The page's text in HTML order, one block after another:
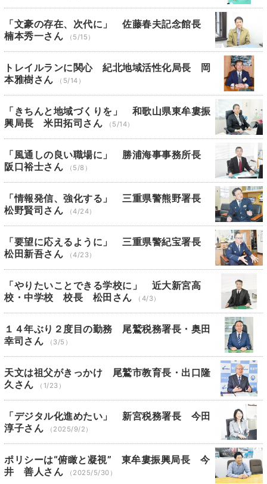
「文豪の存在、次代に」 佐藤春夫記念館長
楠本秀一さん
（5/15）
トレイルランに関心 紀北地域活性化局長 岡
本雅樹さん
（5/14）
「きちんと地域づくりを」 和歌山県東牟婁振
興局長 米田拓司さん
（5/14）
「風通しの良い職場に」 勝浦海事事務所長
阪口裕士さん
（5/8）
「情報発信、強化する」 三重県警熊野署長
松野賢司さん
（4/24）
「要望に応えるように」 三重県警紀宝署長
松田新吾さん
（4/23）
「やりたいことできる学校に」 近大新宮高
校・中学校 校長 松田さん
（4/3）
１４年ぶり２度目の勤務 尾鷲税務署長・奥田
幸司さん
（3/5）
天文は祖父がきっかけ 尾鷲市教育長・出口隆
久さん
（1/23）
「デジタル化進めたい」 新宮税務署長 今田
淳子さん
（2025/9/2）
ポリシーは“俯瞰と凝視” 東牟婁振興局長 今
井 善人さん
（2025/5/30）